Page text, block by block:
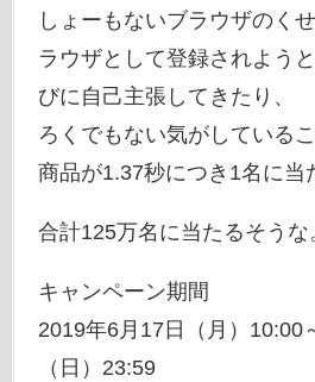
しょーもないブラウザのく
ラウザとして登録されよう
びに自己主張してきたり、
ろくでもない気がしている
商品が1.37秒につき1名に当
合計125万名に当たるそうな
キャンペーン期間
2019年6月17日（月）10:00
（日）23:59